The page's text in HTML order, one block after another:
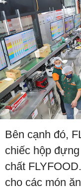
Bên cạnh đó,
chiếc hộp
chất
cho các món